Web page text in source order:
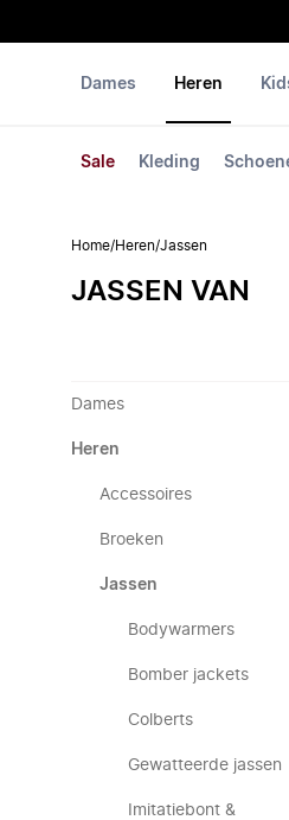
Dames Heren
Sale Kleding
Home/Heren/Jassen
JASSEN VAN
Dames
Heren
Accessoires
Broeken
Jassen
Bodywarmers
Bomber jackets
Colberts
Gewatteerde jassen
Imitatiebont &